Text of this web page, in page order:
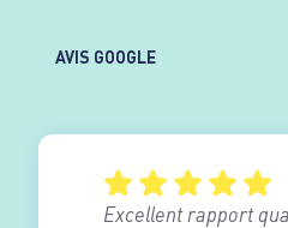
AVIS GOOGLE
Excellent rapport